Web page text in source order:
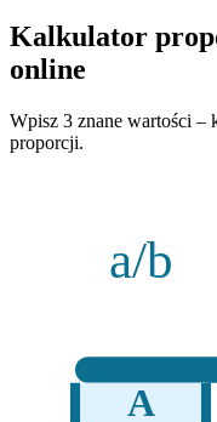
Kalkulator
online
Wpisz 3 znane wartości –
proporcji.
A
a/b